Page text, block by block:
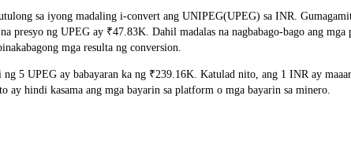
sa iyong madaling i-convert ang UNIPEG(UPEG) sa INR.
presyo ng UPEG ay ₹47.83K. Dahil madalas na nagbabago-bago ang mga
mga resulta ng conversion.
5 UPEG ay babayaran ka ng ₹239.16K. Katulad nito, ang 1 INR ay
hindi kasama ang mga bayarin sa platform o mga bayarin sa minero.